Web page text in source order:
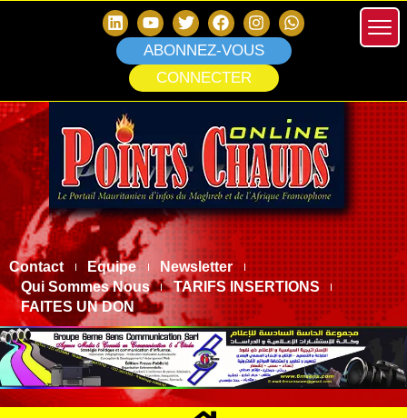
ABONNEZ-VOUS
CONNECTER
Contact Equipe
Newsletter
Qui Sommes Nous
TARIFS INSERTIONS
FAITES UN DON